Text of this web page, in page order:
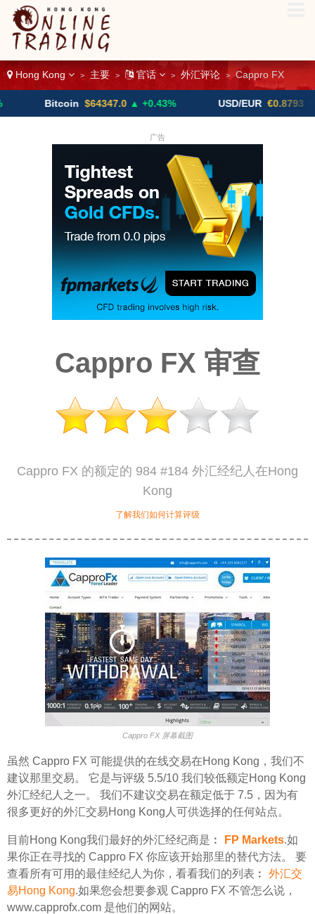
Hong Kong > 主要 > 官话 > 外汇评论 > Cappro FX
Bitcoin $64347.0 ▲ +0.43% USD/EUR €0.8793 ▼
广告
Cappro FX 审查
Cappro FX 的额定的 984 #184 外汇经纪人在Hong
Kong
了解我们如何计算评级
Cappro FX 屏幕截图
虽然 Cappro FX 可能提供的在线交易在Hong Kong，我们不
建议那里交易。 它是与评级 5.5/10 我们较低额定Hong Kong
外汇经纪人之一。 我们不建议交易在额定低于 7.5，因为有
很多更好的外汇交易Hong Kong人可供选择的任何站点。
目前Hong Kong我们最好的外汇经纪商是︰ FP Markets.如
果你正在寻找的 Cappro FX 你应该开始那里的替代方法。 要
查看所有可用的最佳经纪人为你，看看我们的列表︰ 外汇交
易Hong Kong.如果您会想要参观 Cappro FX 不管怎么说，
www.capprofx.com 是他们的网站。